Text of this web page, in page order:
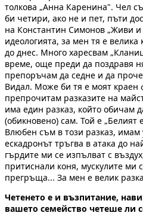
толкова „Анна Каренина". Чел
би четири, ако не и пет, пъти
на Константин Симонов „Живи
идеологията, за мен тя е
до днес. Много харесвам
време, още преди да поздравя
препоръчам да седне и да
Видал. Може би тя е моят краен
препрочитам разказите на
има един разказ, който обичам
(обикновено) сам. Той е „Белият
Влюбен съм в този разказ,
ескадронът тръгва в атака до
гърдите ми се изпълват с
притиснали коня, мускулите ми
прегръща... За мен е велик
Четенето е и възпитание,
вашето семейство четеше ли